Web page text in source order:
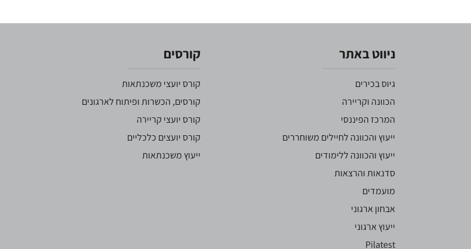
ניווט באתר
גיוס בכירים
הכוונה וקריירה
המרכז הפיננסי
ייעוץ והכוונה לחיילים משוחררים
ייעוץ והכוונה ללימודים
סדנאות והרצאות
מועמדים
אבחון ארגוני
ייעוץ ארגוני
Pilatest
קורסים
קורס יועצי משכנתאות
קורסים, הכשרות ופיתוח לארגונים
קורס יועצי קריירה
קורס יועצים כלכליים
ייעוץ משכנתאות